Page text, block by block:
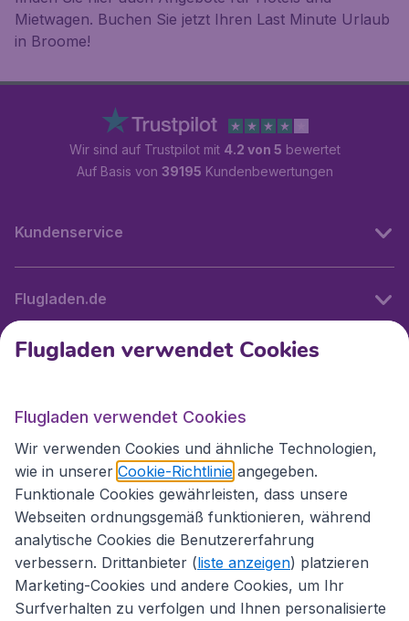
Mietwagen. Buchen Sie jetzt Ihren Last Minute Urlaub
in Broome!
Wir sind auf Trustpilot mit 4.2 von 5 bewertet
Auf Basis von 39195 Kundenbewertungen
Kundenservice
Flugladen.de
Internationale Webseiten
Folgen Sie uns:
Flugladen verwendet Cookies
Flugladen verwendet Cookies
Wir verwenden Cookies und ähnliche Technologien,
wie in unserer Cookie-Richtlinie angegeben.
Funktionale Cookies gewährleisten, dass unsere
Webseiten ordnungsgemäß funktionieren, während
analytische Cookies die Benutzererfahrung
verbessern. Drittanbieter (liste anzeigen) platzieren
Marketing-Cookies und andere Cookies, um Ihr
Surfverhalten zu verfolgen und Ihnen personalisierte